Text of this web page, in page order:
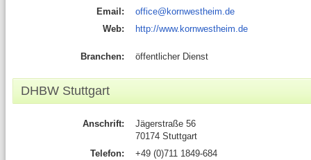
Email:
office@kornwestheim.de
Web:
http://www.kornwestheim.de
Branchen: öffentlicher Dienst
DHBW Stuttgart
Anschrift:
Jägerstraße 56
70174 Stuttgart
Telefon:
+49 (0)711 1849-684